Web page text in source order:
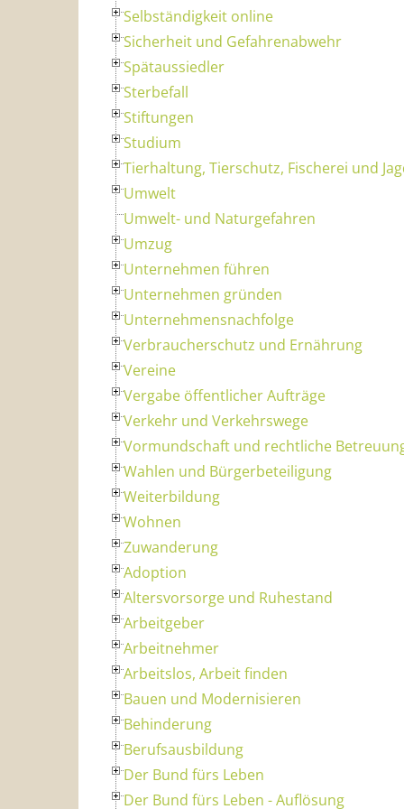
Selbständigkeit online
Sicherheit und Gefahrenabwehr
Spätaussiedler
Sterbefall
Stiftungen
Studium
Tierhaltung, Tierschutz, Fischerei und
Umwelt
Umwelt- und Naturgefahren
Umzug
Unternehmen führen
Unternehmen gründen
Unternehmensnachfolge
Verbraucherschutz und Ernährung
Vereine
Vergabe öffentlicher Aufträge
Verkehr und Verkehrswege
Vormundschaft und rechtliche
Wahlen und Bürgerbeteiligung
Weiterbildung
Wohnen
Zuwanderung
Adoption
Altersvorsorge und Ruhestand
Arbeitgeber
Arbeitnehmer
Arbeitslos, Arbeit finden
Bauen und Modernisieren
Behinderung
Berufsausbildung
Der Bund fürs Leben
Der Bund fürs Leben - Auflösung